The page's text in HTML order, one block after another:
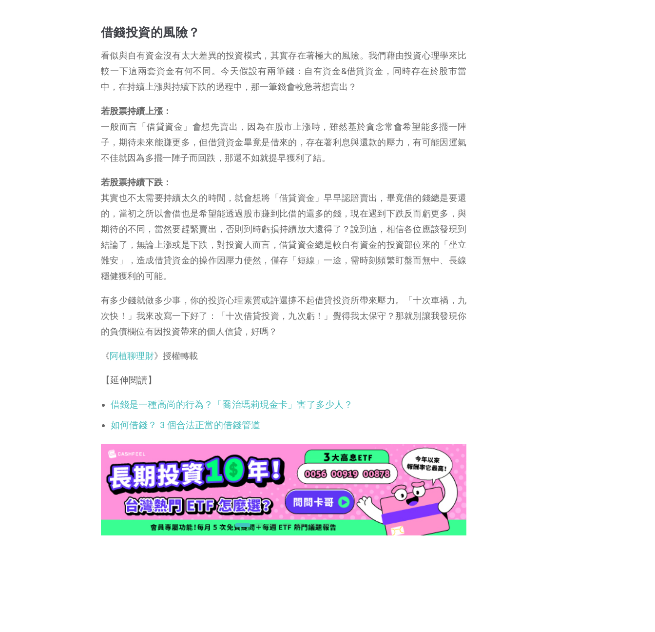
借錢投資的風險？
看似與自有資金沒有太大差異的投資模式，其實存在著極大的風險。我們藉由投資心理學來比
較一下這兩套資金有何不同。今天假設有兩筆錢：自有資金&借貸資金，同時存在於股市當
中，在持續上漲與持續下跌的過程中，那一筆錢會較急著想賣出？
若股票持續上漲：
一般而言「借貸資金」會想先賣出，因為在股市上漲時，雖然基於貪念常會希望能多擺一陣
子，期待未來能賺更多，但借貸資金畢竟是借來的，存在著利息與還款的壓力，有可能因運氣
不佳就因為多擺一陣子而回跌，那還不如就提早獲利了結。
若股票持續下跌：
其實也不太需要持續太久的時間，就會想將「借貸資金」早早認賠賣出，畢竟借的錢總是要還
的，當初之所以會借也是希望能透過股市賺到比借的還多的錢，現在遇到下跌反而虧更多，與
期待的不同，當然要趕緊賣出，否則到時虧損持續放大還得了？說到這，相信各位應該發現到
結論了，無論上漲或是下跌，對投資人而言，借貸資金總是較自有資金的投資部位來的「坐立
難安」，造成借貸資金的操作因壓力使然，僅存「短線」一途，需時刻頻繁盯盤而無中、長線
穩健獲利的可能。
有多少錢就做多少事，你的投資心理素質或許還撐不起借貸投資所帶來壓力。「十次車禍，九
次快！」我來改寫一下好了：「十次借貸投資，九次虧！」覺得我太保守？那就別讓我發現你
的負債欄位有因投資帶來的個人信貸，好嗎？
《阿植聊理財》授權轉載
【延伸閱讀】
借錢是一種高尚的行為？「喬治瑪莉現金卡」害了多少人？
如何借錢？ 3 個合法正當的借錢管道